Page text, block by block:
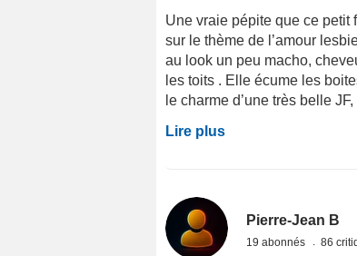
Une vraie pépite que ce petit
sur le thème de l’amour
au look un peu macho,
les toits . Elle écume les
le charme d’une très belle
Lire plus
Pierre-Jean B
19 abonnés 86